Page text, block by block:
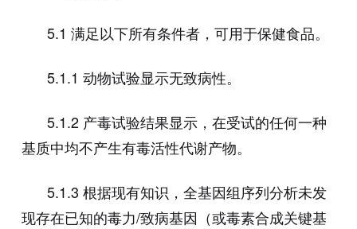
5.1 满足以下所有条件者，可用于保健食品。
5.1.1 动物试验显示无致病性。
5.1.2 产毒试验结果显示，在受试的任何一种
基质中均不产生有毒活性代谢产物。
5.1.3 根据现有知识，全基因组序列分析未发
现存在已知的毒力/致病基因（或毒素合成关键基